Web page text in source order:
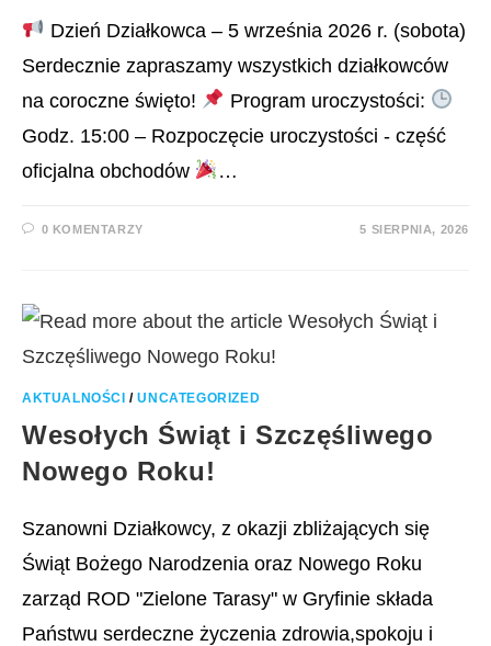
Dzień Działkowca – 5 września 2026 r. (sobota)
Serdecznie zapraszamy wszystkich działkowców
na coroczne święto!
Program uroczystości:
Godz. 15:00 – Rozpoczęcie uroczystości - część
oficjalna obchodów
…
0 KOMENTARZY 5 SIERPNIA, 2026
AKTUALNOŚCI /UNCATEGORIZED
Wesołych Świąt i Szczęśliwego
Nowego Roku!
Szanowni Działkowcy, z okazji zbliżających się
Świąt Bożego Narodzenia oraz Nowego Roku
zarząd ROD "Zielone Tarasy" w Gryfinie składa
Państwu serdeczne życzenia zdrowia,spokoju i